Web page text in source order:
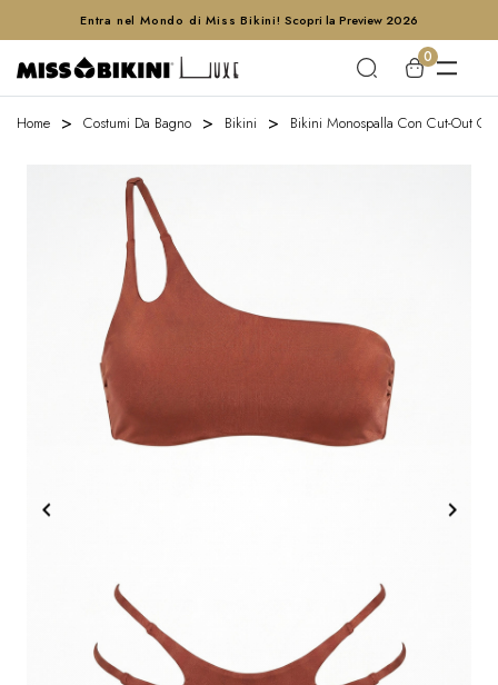
Entra nel Mondo di Miss Bikini! Scopri la Preview 2026
0
Home Costumi Da Bagno Bikini Bikini Monospalla Con Cut-Out